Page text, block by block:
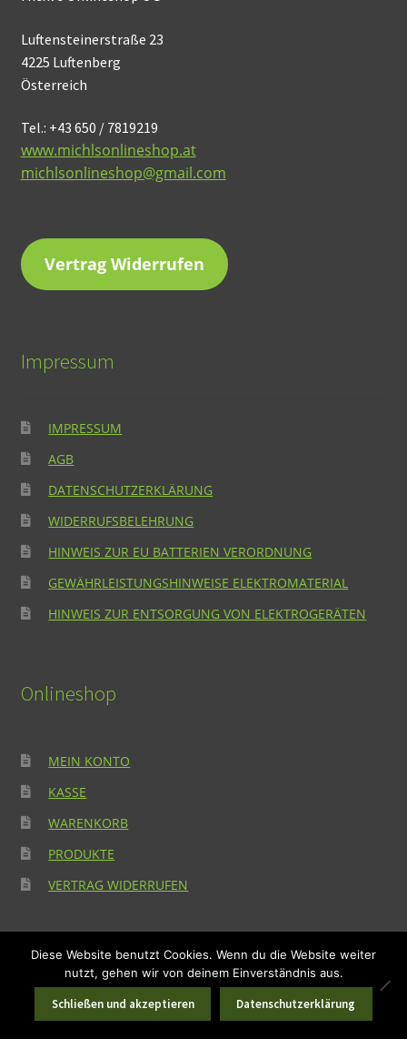
Luftensteinerstraße 23
4225 Luftenberg
Österreich
Tel.: +43 650 / 7819219
www.michlsonlineshop.at
michlsonlineshop@gmail.com
Vertrag Widerrufen
Impressum
IMPRESSUM
AGB
DATENSCHUTZERKLÄRUNG
WIDERRUFSBELEHRUNG
HINWEIS ZUR EU BATTERIEN VERORDNUNG
GEWÄHRLEISTUNGSHINWEISE ELEKTROMATERIAL
HINWEIS ZUR ENTSORGUNG VON ELEKTROGERÄTEN
Onlineshop
MEIN KONTO
KASSE
WARENKORB
PRODUKTE
VERTRAG WIDERRUFEN
© Michl's Onlineshop OG 2026
Datenschutzerklärung Erstellt mit WooCommerce.
Suchen
Suchen
0
Diese Website benutzt Cookies. Wenn du die Website weiter
nutzt, gehen wir von deinem Einverständnis aus.
Schließen und akzeptieren Datenschutzerklärung